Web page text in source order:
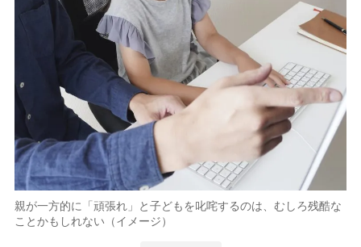
親が一方的に「頑張れ」と子どもを叱咤するのは、むしろ残酷な
ことかもしれない（イメージ）